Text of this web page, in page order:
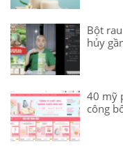
Bột
hủy
40 mỹ
công